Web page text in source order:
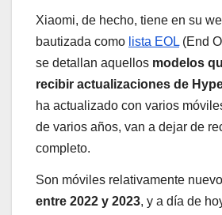
Xiaomi, de hecho, tiene en su
bautizada como lista EOL (End
se detallan aquellos modelos
recibir actualizaciones de
ha actualizado con varios
de varios años, van a dejar de
completo.
Son móviles relativamente
entre 2022 y 2023, y a día de